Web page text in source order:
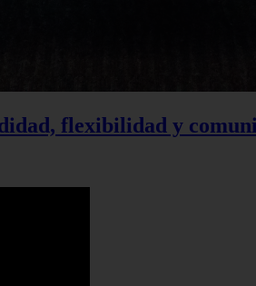
flexibilidad y